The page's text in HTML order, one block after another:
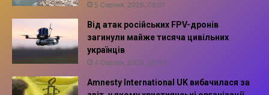
5 Серпня, 2026, 08:01
Від атак російських FPV-дронів
загинули майже тисяча цивільних
українців
4 Серпня, 2026, 22:30
Amnesty International UK вибачилася за